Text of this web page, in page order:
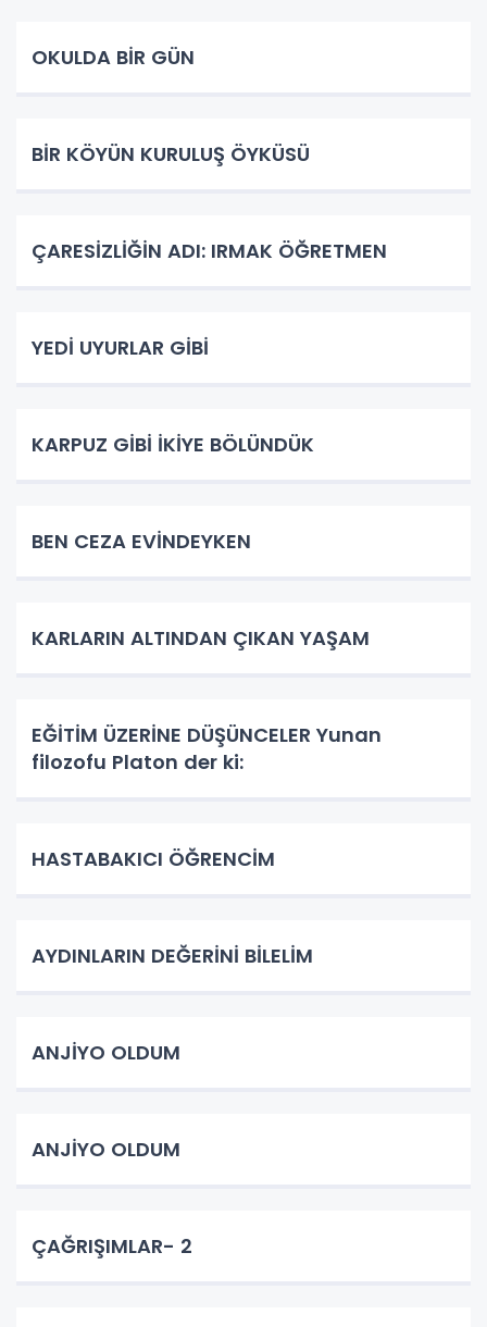
OKULDA BİR GÜN
BİR KÖYÜN KURULUŞ ÖYKÜSÜ
ÇARESİZLİĞİN ADI: IRMAK ÖĞRETMEN
YEDİ UYURLAR GİBİ
KARPUZ GİBİ İKİYE BÖLÜNDÜK
BEN CEZA EVİNDEYKEN
KARLARIN ALTINDAN ÇIKAN YAŞAM
EĞİTİM ÜZERİNE DÜŞÜNCELER Yunan
filozofu Platon der ki:
HASTABAKICI ÖĞRENCİM
AYDINLARIN DEĞERİNİ BİLELİM
ANJİYO OLDUM
ANJİYO OLDUM
ÇAĞRIŞIMLAR- 2